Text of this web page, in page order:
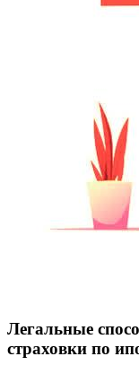
Легальные
страховки по